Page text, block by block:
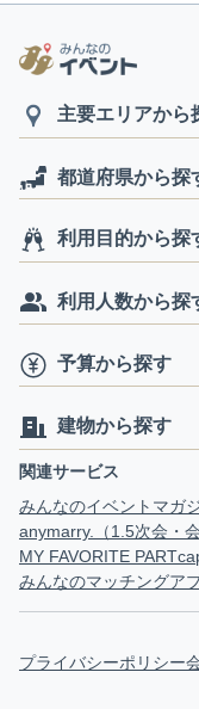
主要エリアから
都道府県から探
利用目的から探
利用人数から探
予算から探す
建物から探す
関連サービス
みんなのイベントマガ
anymarry.（1.5次会・会
MY FAVORITE PART
みんなのマッチングア
プライバシーポリシー